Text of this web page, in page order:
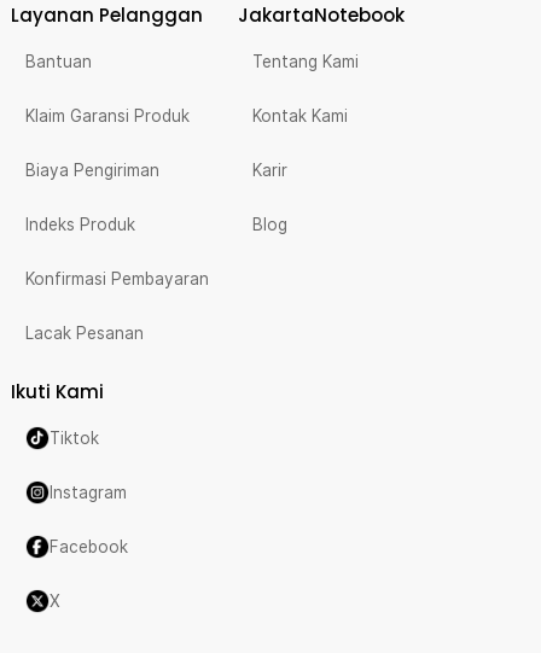
Layanan Pelanggan
Bantuan
Klaim Garansi Produk
Biaya Pengiriman
Indeks Produk
Konfirmasi Pembayaran
Lacak Pesanan
JakartaNotebook
Tentang Kami
Kontak Kami
Karir
Blog
Ikuti Kami
Tiktok
Instagram
Facebook
X